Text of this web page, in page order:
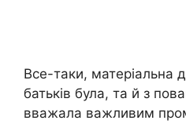
Все-таки, матеріальна
батьків була, та й з
вважала важливим